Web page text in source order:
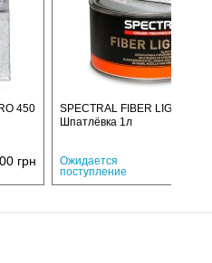
450
грн
SPECTRAL FIBER LIGHT
Шпатлёвка 1л
Ожидается
поступление